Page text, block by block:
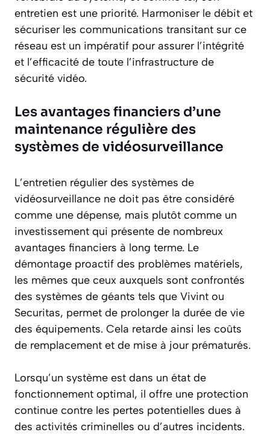
entretien est une priorité. Harmoniser le débit et
sécuriser les communications transitant sur ce
réseau est un impératif pour assurer l’intégrité
et l’efficacité de toute l’infrastructure de
sécurité vidéo.
Les avantages financiers d’une
maintenance régulière des
systèmes de vidéosurveillance
L’entretien régulier des systèmes de
vidéosurveillance ne doit pas être considéré
comme une dépense, mais plutôt comme un
investissement qui présente de nombreux
avantages financiers à long terme. Le
démontage proactif des problèmes matériels,
les mêmes que ceux auxquels sont confrontés
des systèmes de géants tels que Vivint ou
Securitas, permet de prolonger la durée de vie
des équipements. Cela retarde ainsi les coûts
de remplacement et de mise à jour prématurés.
Lorsqu’un système est dans un état de
fonctionnement optimal, il offre une protection
continue contre les pertes potentielles dues à
des activités criminelles ou d’autres incidents.